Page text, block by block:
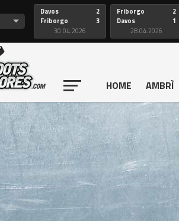
Davos
Friborgo
2
3
30.04.2026
Friborgo
Davos
2
1
28.04.2026
HOME AMBRÌ